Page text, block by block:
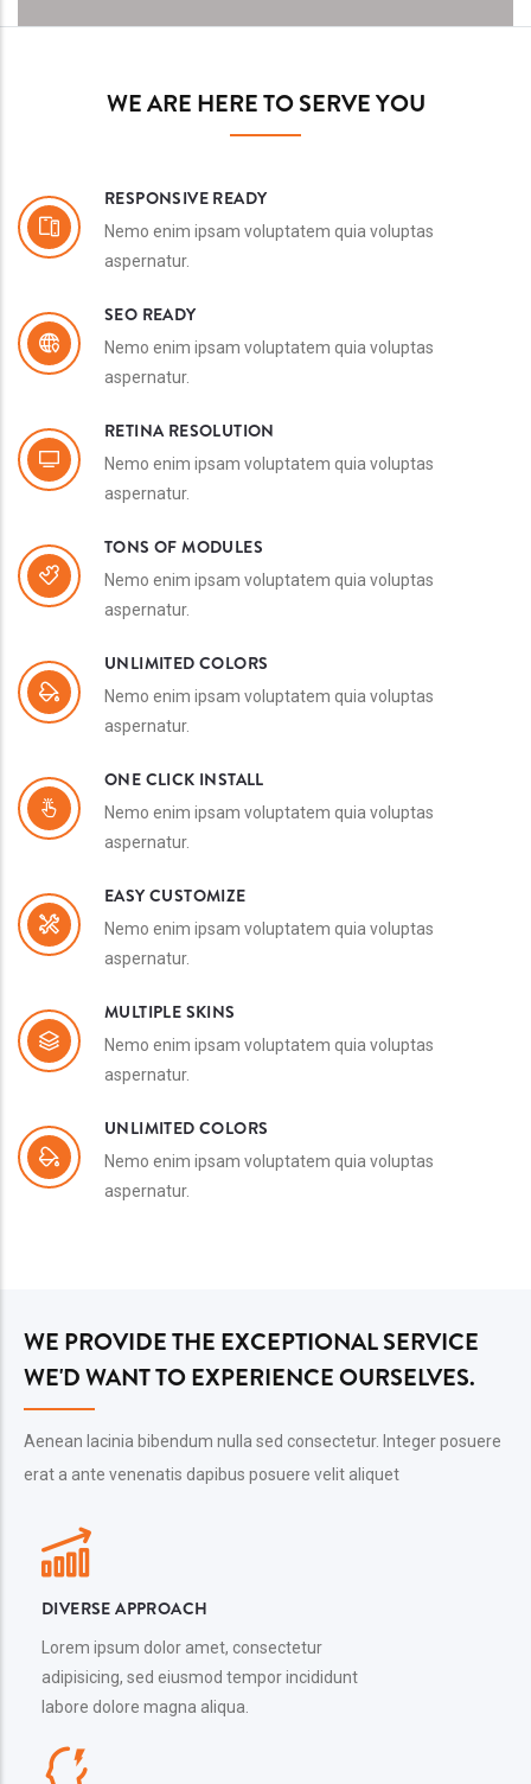
WE ARE HERE TO SERVE YOU
RESPONSIVE READY
Nemo enim ipsam voluptatem quia voluptas
aspernatur.
SEO READY
Nemo enim ipsam voluptatem quia voluptas
aspernatur.
RETINA RESOLUTION
Nemo enim ipsam voluptatem quia voluptas
aspernatur.
TONS OF MODULES
Nemo enim ipsam voluptatem quia voluptas
aspernatur.
UNLIMITED COLORS
Nemo enim ipsam voluptatem quia voluptas
aspernatur.
ONE CLICK INSTALL
Nemo enim ipsam voluptatem quia voluptas
aspernatur.
EASY CUSTOMIZE
Nemo enim ipsam voluptatem quia voluptas
aspernatur.
MULTIPLE SKINS
Nemo enim ipsam voluptatem quia voluptas
aspernatur.
UNLIMITED COLORS
Nemo enim ipsam voluptatem quia voluptas
aspernatur.
WE PROVIDE THE EXCEPTIONAL SERVICE
WE'D WANT TO EXPERIENCE OURSELVES.
Aenean lacinia bibendum nulla sed consectetur. Integer posuere
erat a ante venenatis dapibus posuere velit aliquet
DIVERSE APPROACH
Lorem ipsum dolor amet, consectetur
adipisicing, sed eiusmod tempor incididunt
labore dolore magna aliqua.